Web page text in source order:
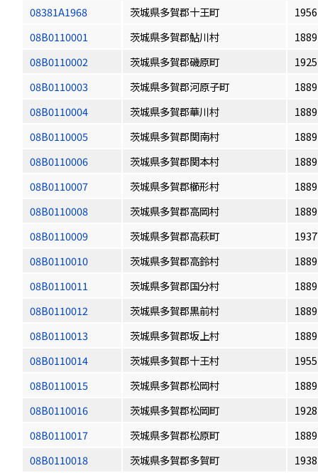
08381A1968
茨城県多賀郡十王町
08B0110001
茨城県多賀郡鮎川村
08B0110002
茨城県多賀郡磯原町
08B0110003
茨城県多賀郡河原子町
08B0110004
茨城県多賀郡華川村
08B0110005
茨城県多賀郡関南村
08B0110006
茨城県多賀郡関本村
08B0110007
茨城県多賀郡櫛形村
08B0110008
茨城県多賀郡高岡村
08B0110009
茨城県多賀郡高萩町
08B0110010
茨城県多賀郡高鈴村
08B0110011
茨城県多賀郡国分村
08B0110012
茨城県多賀郡黒前村
08B0110013
茨城県多賀郡坂上村
08B0110014
茨城県多賀郡十王村
08B0110015
茨城県多賀郡松岡村
08B0110016
茨城県多賀郡松岡町
08B0110017
茨城県多賀郡松原町
08B0110018
茨城県多賀郡多賀町